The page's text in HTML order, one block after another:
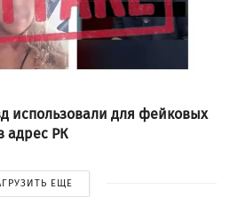
использовали для фейковых
адрес РК
ЕЩЕ